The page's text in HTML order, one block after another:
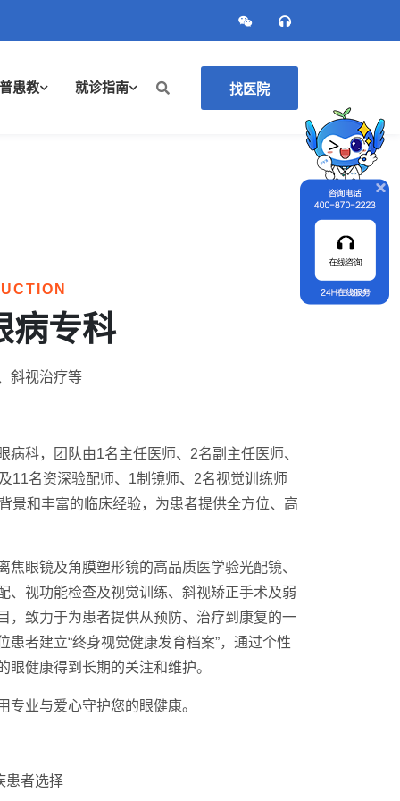
患教 就诊指南 找医院
病专科
斜视治疗等
病科，团队由1名主任医师、2名副主任医师、
11名资深验配师、1制镜师、2名视觉训练师
景和丰富的临床经验，为患者提供全方位、高
焦眼镜及角膜塑形镜的高品质医学验光配镜、
、视功能检查及视觉训练、斜视矫正手术及弱
，致力于为患者提供从预防、治疗到康复的一
患者建立“终身视觉健康发育档案”，通过个性
眼健康得到长期的关注和维护。
专业与爱心守护您的眼健康。
患者选择